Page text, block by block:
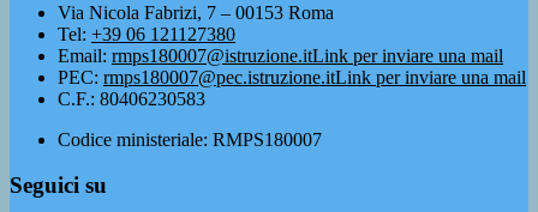
Via Nicola Fabrizi, 7 – 00153 Roma
Tel: +39 06 121127380
Email: rmps180007@istruzione.itLink per inviare una mail
PEC: rmps180007@pec.istruzione.itLink per inviare una mail
C.F.: 80406230583
Codice ministeriale: RMPS180007
Seguici su